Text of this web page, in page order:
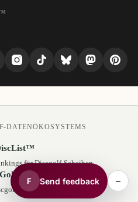
F Send feedback –
DATENÖKOSYSTEMS
für Discgolf-Scheiben
Kursdaten